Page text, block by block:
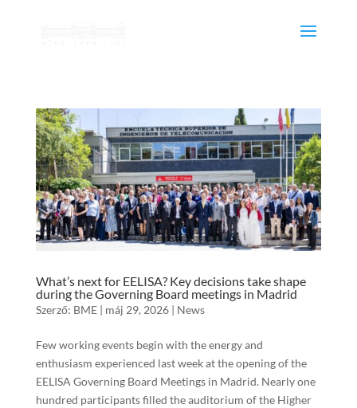
What’s next for EELISA? Key decisions take shape
during the Governing Board meetings in Madrid
Szerző: BME| máj 29, 2026| News
Few working events begin with the energy and
enthusiasm experienced last week at the opening of the
EELISA Governing Board Meetings in Madrid. Nearly one
hundred participants filled the auditorium of the Higher